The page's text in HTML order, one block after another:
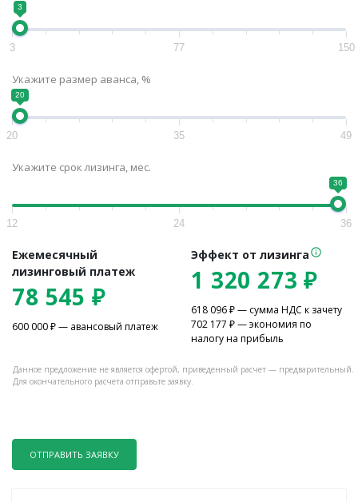
3
3 77 150
Укажите размер аванса, %
20
20 35 49
Укажите срок лизинга, мес.
36
12 24 36
Ежемесячный
лизинговый платеж
78 545 ₽
600 000₽ — авансовый платеж
Эффект от лизинга
1 320 273 ₽
618 096₽ — сумма НДС к зачету
702 177 ₽ — экономия по
налогу на прибыль
Данное предложение не является офертой, приведенный расчет — предварительный.
Для окончательного расчета отправьте заявку.
ОТПРАВИТЬ ЗАЯВКУ